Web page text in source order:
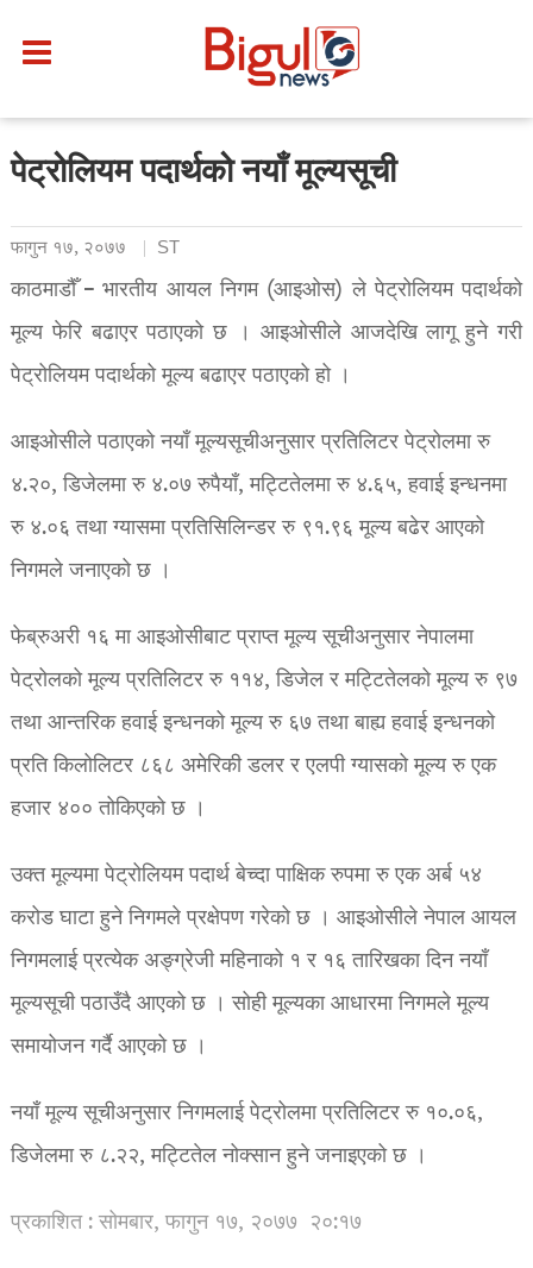
पेट्रोलियम पदार्थको नयाँ मूल्यसूची
फागुन १७, २०७७ ST
काठमाडौँ – भारतीय आयल निगम (आइओस) ले पेट्रोलियम पदार्थको
मूल्य फेरि बढाएर पठाएको छ । आइओसीले आजदेखि लागू हुने गरी
पेट्रोलियम पदार्थको मूल्य बढाएर पठाएको हो ।
आइओसीले पठाएको नयाँ मूल्यसूचीअनुसार प्रतिलिटर पेट्रोलमा रु
४.२०, डिजेलमा रु ४.०७ रुपैयाँ, मट्टितेलमा रु ४.६५, हवाई इन्धनमा
रु ४.०६ तथा ग्यासमा प्रतिसिलिन्डर रु ९१.९६ मूल्य बढेर आएको
निगमले जनाएको छ ।
फेब्रुअरी १६ मा आइओसीबाट प्राप्त मूल्य सूचीअनुसार नेपालमा
पेट्रोलको मूल्य प्रतिलिटर रु ११४, डिजेल र मट्टितेलको मूल्य रु ९७
तथा आन्तरिक हवाई इन्धनको मूल्य रु ६७ तथा बाह्य हवाई इन्धनको
प्रति किलोलिटर ८६८ अमेरिकी डलर र एलपी ग्यासको मूल्य रु एक
हजार ४०० तोकिएको छ ।
उक्त मूल्यमा पेट्रोलियम पदार्थ बेच्दा पाक्षिक रुपमा रु एक अर्ब ५४
करोड घाटा हुने निगमले प्रक्षेपण गरेको छ । आइओसीले नेपाल आयल
निगमलाई प्रत्येक अङ्ग्रेजी महिनाको १ र १६ तारिखका दिन नयाँ
मूल्यसूची पठाउँदै आएको छ । सोही मूल्यका आधारमा निगमले मूल्य
समायोजन गर्दै आएको छ ।
नयाँ मूल्य सूचीअनुसार निगमलाई पेट्रोलमा प्रतिलिटर रु १०.०६,
डिजेलमा रु ८.२२, मट्टितेल नोक्सान हुने जनाइएको छ ।
प्रकाशित : सोमबार, फागुन १७, २०७७ २०:१७